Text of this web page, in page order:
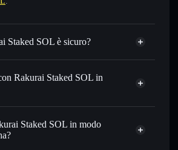
Staked SOL è sicuro?
token verificato
Rakurai Staked SOL in
SOL
wallet Solflare
— scambia RAISOL in SOL,
di altri token Solana al prezzo migliore
Staked SOL in modo